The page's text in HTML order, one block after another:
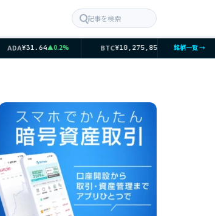
記事を検索
ADA¥31.64▲0.2% BTC¥10,275,852▲0.4% ETH
銘柄一覧 →